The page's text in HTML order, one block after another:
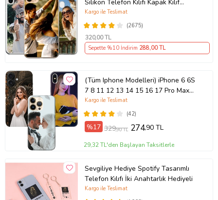
Silikon Telefon Kılıfı Kapak Kılıf
(Telefon Modelleri Açıklamada)
(2675)
Kargo ile Teslimat
320,00 TL
Sepette %10 İndirim 288,00 TL
(Tüm Iphone Modelleri) iPhone 6 6S
7 8 11 12 13 14 15 16 17 Pro Max
Plus Mini Kişiye Özel Resimli
Fotoğraflı Kılıf(42)
Kargo ile Teslimat
%17 329,90 TL 274,90 TL
29,32 TL'den Başlayan Taksitlerle
Sevgiliye Hediye Spotify Tasarımlı
Telefon Kılıfı İki Anahtarlık Hediyeli
Kargo ile Teslimat